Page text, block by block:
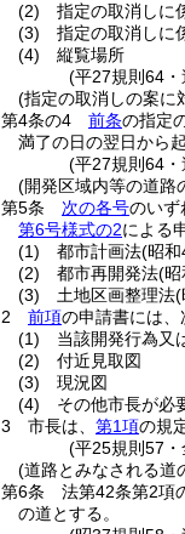
(2)
指定の取消しに
(3)
指定の取消しに
(4)
縦覧場所
(平27規則64・
(指定の取消しの案に
第4条の4
前条の指定
満了の日の翌日から
(平27規則64・
(開発区域内等の道路
第5条
次の各号のいず
第6号様式の2による
(1)
都市計画法(昭和
(2)
都市再開発法(昭
(3)
土地区画整理法(
2
前項の申請書には、
(1)
当該開発行為又
(2)
付近見取図
(3)
現況図
(4)
その他市長が必
3
市長は、 第1項の規
(平25規則57・
(道路とみなされる道
第6条
法第42条第2項
の道とする。